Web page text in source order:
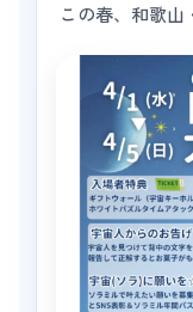
この春、和歌山